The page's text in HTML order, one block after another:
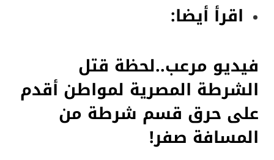
اقرأ أيضا:
فيديو مرعب..لحظة قتل
الشرطة المصرية لمواطن أقدم
على حرق قسم شرطة من
المسافة صفر!